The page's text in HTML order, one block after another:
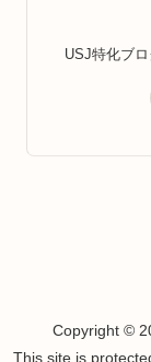
USJ特化ブ
Copyright ©
This site is